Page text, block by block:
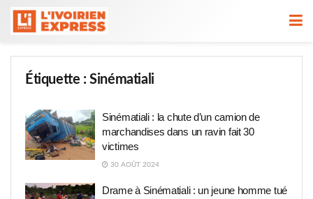
Étiquette :Sinématiali
Sinématiali : la chute d’un camion de
marchandises dans un ravin fait 30
victimes
30 AOÛT 2024
Drame à Sinématiali : un jeune homme tué